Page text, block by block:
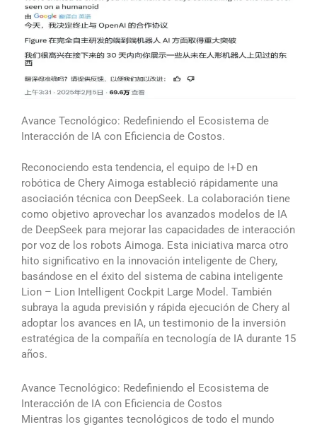
Avance Tecnológico: Redefiniendo el Ecosistema de
Interacción de IA con Eficiencia de Costos.
Reconociendo esta tendencia, el equipo de I+D en
robótica de Chery Aimoga estableció rápidamente una
asociación técnica con DeepSeek. La colaboración tiene
como objetivo aprovechar los avanzados modelos de IA
de DeepSeek para mejorar las capacidades de interacción
por voz de los robots Aimoga. Esta iniciativa marca otro
hito significativo en la innovación inteligente de Chery,
basándose en el éxito del sistema de cabina inteligente
Lion – Lion Intelligent Cockpit Large Model. También
subraya la aguda previsión y rápida ejecución de Chery al
adoptar los avances en IA, un testimonio de la inversión
estratégica de la compañía en tecnología de IA durante 15
años.
Avance Tecnológico: Redefiniendo el Ecosistema de
Interacción de IA con Eficiencia de Costos
Mientras los gigantes tecnológicos de todo el mundo